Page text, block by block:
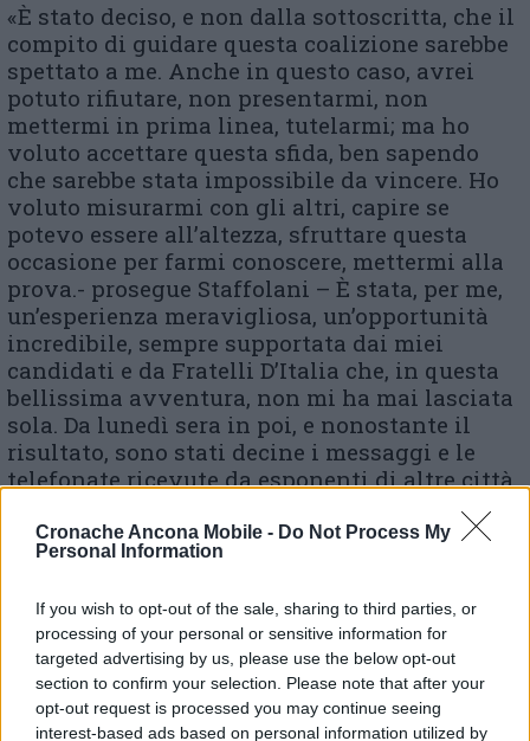
Cronache Ancona Mobile - Do Not Process My
Personal Information
If you wish to opt-out of the sale, sharing to third parties, or
processing of your personal or sensitive information for
targeted advertising by us, please use the below opt-out
section to confirm your selection. Please note that after your
opt-out request is processed you may continue seeing
interest-based ads based on personal information utilized by
«È stato deciso, e non dalla sottoscritta, che il
compito di guidare questa coalizione sarebbe
spettato a me. Anche in questo caso, avrei
potuto rifiutare, non presentarmi, non
mettermi in prima linea, tutelarmi; ma ho
voluto accettare questa sfida, ben sapendo
che sarebbe stata impossibile da vincere. Ho
voluto misurarmi con gli altri, capire se
potevo essere all’altezza, sfruttare questa
occasione per farmi conoscere, mettermi alla
prova.- prosegue Staffolani – È stata, per me,
un’esperienza meravigliosa, un’opportunità
incredibile, sempre supportata dai miei
candidati e da Fratelli D’Italia che, in questa
bellissima avventura, non mi ha mai lasciata
sola. Da lunedì sera in poi, e nonostante il
risultato, sono stati decine i messaggi e le
telefonate ricevute da esponenti di altre città,
Persone che mi hanno incrociato durante la
campagna elettorale e mi hanno apprezzato;
voti presi».
Poi l’affondo ai detrattori: «E se qualcuno si
diverte a prendermi/prenderci in giro per il